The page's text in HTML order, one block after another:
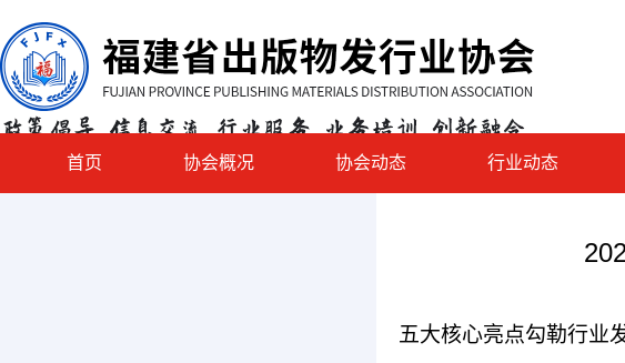
首页 协会概况 协会动态 行业动态
五大核心亮点勾勒行业